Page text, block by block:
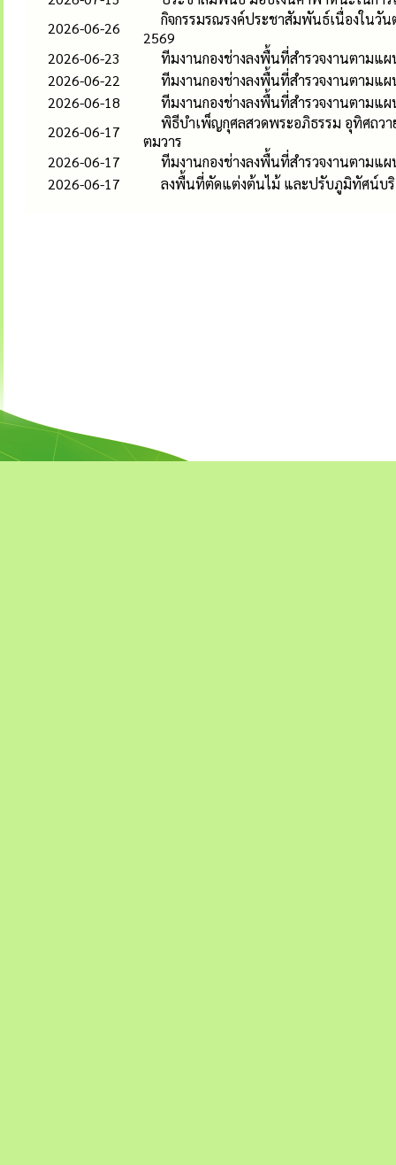
2026-06-26
กิจกรรมรณรงค์ประชาสัมพันธ์เนื่องในวั
2569
2026-06-23
ทีมงานกองช่างลงพื้นที่สำรวจงานตาม
2026-06-22
ทีมงานกองช่างลงพื้นที่สำรวจงานตาม
2026-06-18
ทีมงานกองช่างลงพื้นที่สำรวจงานตาม
2026-06-17
พิธีบำเพ็ญกุศลสวดพระอภิธรรม อุทิศถวา
ตมวาร
2026-06-17
ทีมงานกองช่างลงพื้นที่สำรวจงานตาม
2026-06-17
ลงพื้นที่ตัดแต่งต้นไม้ และปรับภูมิทัศน์บ